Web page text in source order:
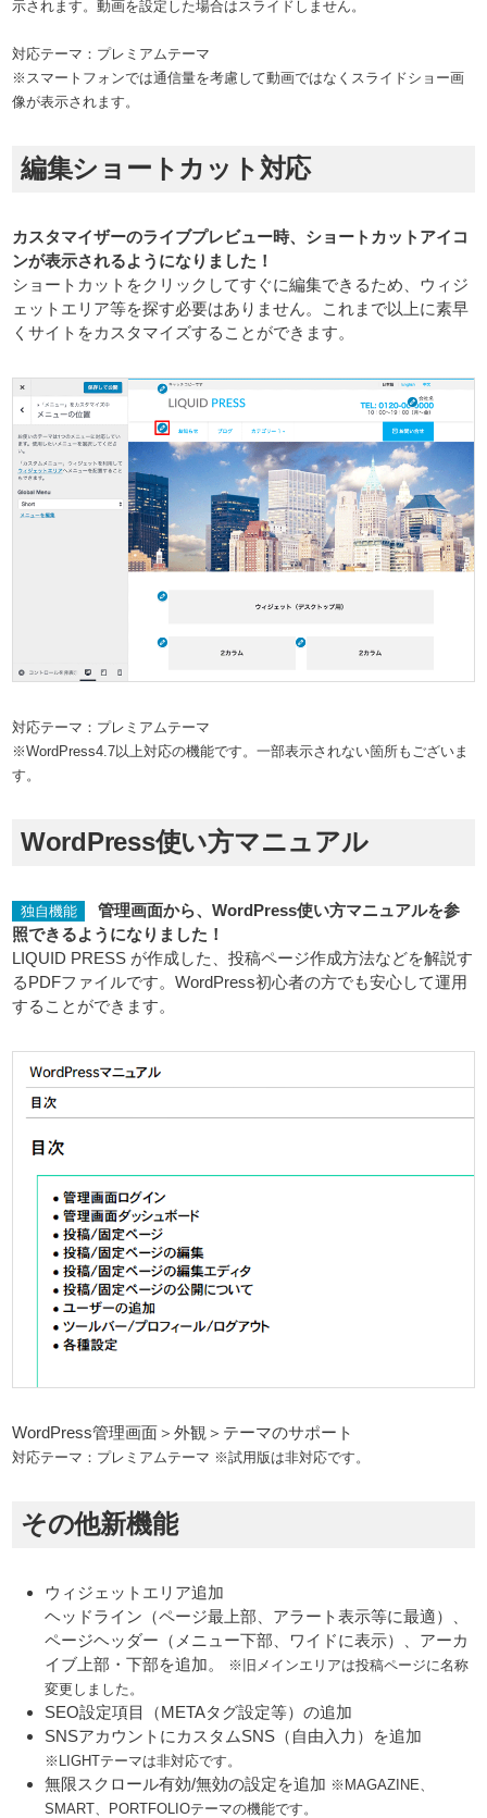
示されます。動画を設定した場合はスライドしません。
対応テーマ：プレミアムテーマ
※スマートフォンでは通信量を考慮して動画ではなくスライドショー画
像が表示されます。
編集ショートカット対応
カスタマイザーのライブプレビュー時、ショートカットアイコ
ンが表示されるようになりました！
ショートカットをクリックしてすぐに編集できるため、ウィジ
ェットエリア等を探す必要はありません。これまで以上に素早
くサイトをカスタマイズすることができます。
対応テーマ：プレミアムテーマ
※WordPress4.7以上対応の機能です。一部表示されない箇所もございま
す。
WordPress使い方マニュアル
独自機能
管理画面から、WordPress使い方マニュアルを参
照できるようになりました！
LIQUID PRESS が作成した、投稿ページ作成方法などを解説す
るPDFファイルです。WordPress初心者の方でも安心して運用
することができます。
WordPress管理画面＞外観＞テーマのサポート
対応テーマ：プレミアムテーマ ※試用版は非対応です。
その他新機能
ウィジェットエリア追加
ヘッドライン（ページ最上部、アラート表示等に最適）、
ページヘッダー（メニュー下部、ワイドに表示）、アーカ
イブ上部・下部を追加。
※旧メインエリアは投稿ページに名称
変更しました。
SEO設定項目（METAタグ設定等）の追加
SNSアカウントにカスタムSNS（自由入力）を追加
※LIGHTテーマは非対応です。
無限スクロール有効/無効の設定を追加 ※MAGAZINE、
SMART、PORTFOLIOテーマの機能です。